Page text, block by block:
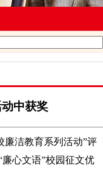
中获奖
洁教育系列活动”评
心文语”校园征文优